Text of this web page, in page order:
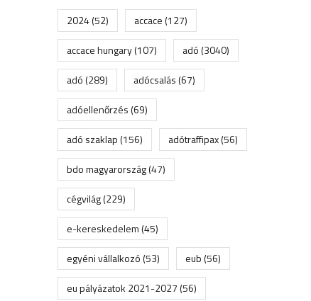
2024(52) accace(127)
accace hungary(107) adó(3040)
adó(289) adócsalás(67)
adóellenőrzés(69)
adó szaklap(156) adótraffipax(56)
bdo magyarország(47)
cégvilág(229)
e-kereskedelem(45)
egyéni vállalkozó(53) eub(56)
eu pályázatok 2021-2027(56)